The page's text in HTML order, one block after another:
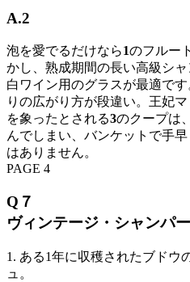
A.2
泡を愛でるだけなら1のフルー
かし、熟成期間の長い高級シ
白ワイン用のグラスが最適で
りの広がり方が段違い。王妃
を象ったとされる3のクープは
んでしまい、バンケットで手
はありません。
PAGE 4
Q７
ヴィンテージ・シャンパ
1. ある1年に収穫されたブドウ
ュ。